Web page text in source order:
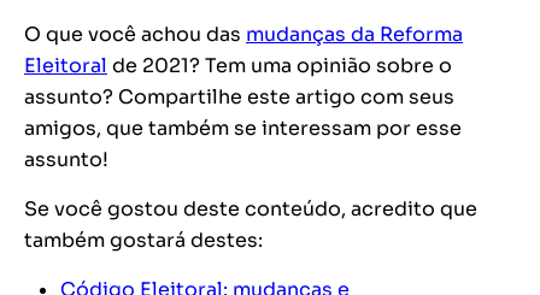
O que você achou das mudanças da Reforma
Eleitoral de 2021? Tem uma opinião sobre o
assunto? Compartilhe este artigo com seus
amigos, que também se interessam por esse
assunto!
Se você gostou deste conteúdo, acredito que
também gostará destes:
Código Eleitoral: mudanças e